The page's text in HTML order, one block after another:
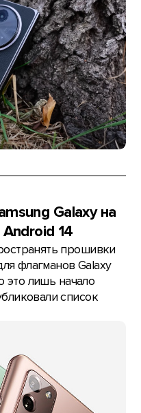
Galaxy на
14
прошивки
флагманов Galaxy
это лишь начало
список